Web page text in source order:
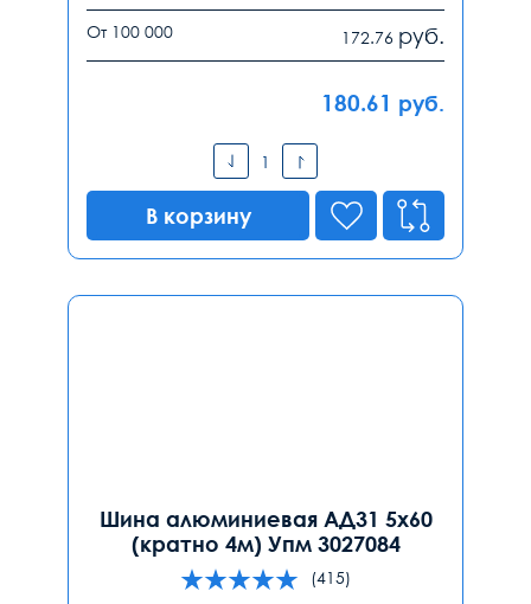
От 100 000 172.76 руб.
180.61 руб.
В корзину
Шина алюминиевая АД31 5х60
(кратно 4м) Упм 3027084
(415)